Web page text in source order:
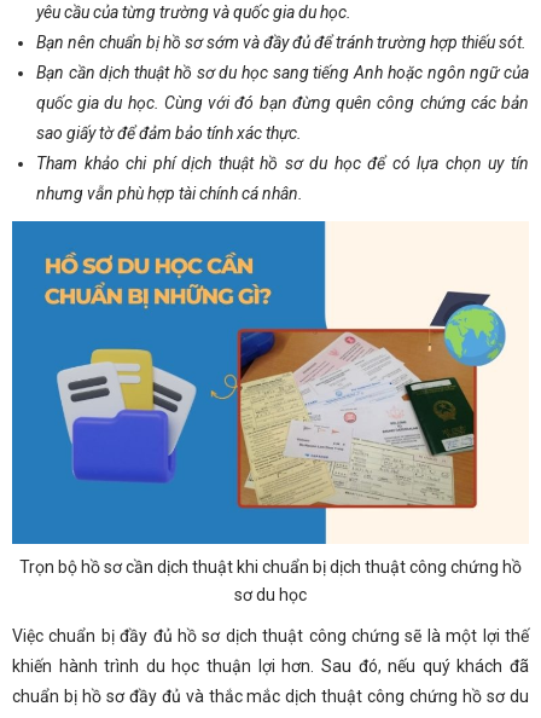
yêu cầu của từng trường và quốc gia du học.
Bạn nên chuẩn bị hồ sơ sớm và đầy đủ để tránh trường hợp thiếu sót.
Bạn cần dịch thuật hồ sơ du học sang tiếng Anh hoặc ngôn ngữ của
quốc gia du học. Cùng với đó bạn đừng quên công chứng các bản
sao giấy tờ để đảm bảo tính xác thực.
Tham khảo chi phí dịch thuật hồ sơ du học để có lựa chọn uy tín
nhưng vẫn phù hợp tài chính cá nhân.
Trọn bộ hồ sơ cần dịch thuật khi chuẩn bị dịch thuật công chứng hồ
sơ du học
Việc chuẩn bị đầy đủ hồ sơ dịch thuật công chứng sẽ là một lợi thế
khiến hành trình du học thuận lợi hơn. Sau đó, nếu quý khách đã
chuẩn bị hồ sơ đầy đủ và thắc mắc dịch thuật công chứng hồ sơ du